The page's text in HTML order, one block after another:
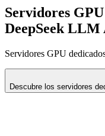
Servidores
DeepSeek LLM
Servidores GPU
Descubre los servidores